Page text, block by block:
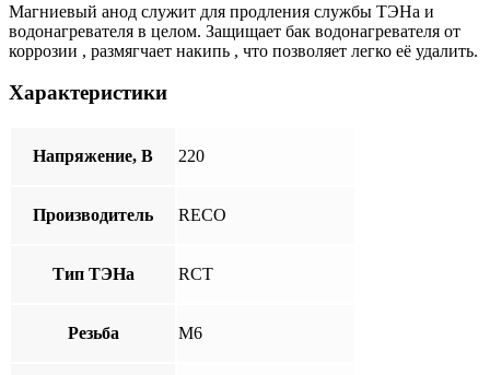
Магниевый анод служит для продления службы ТЭНа и
водонагревателя в целом. Защищает бак водонагревателя от
коррозии , размягчает накипь , что позволяет легко её удалить.
Характеристики
Напряжение, В 220
Производитель RECO
Тип ТЭНа RCT
Резьба М6